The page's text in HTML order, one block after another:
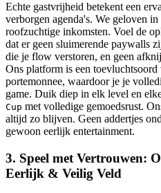
Echte gastvrijheid betekent een
verborgen agenda's. We geloven
roofzuchtige inkomsten. Voel de
dat er geen sluimerende paywalls
die je flow verstoren, en geen
Ons platform is een
portemonnee, waardoor je je
game. Duik diep in elk level en
Cup met volledige gemoedsrust.
altijd zo blijven. Geen addertjes
gewoon eerlijk entertainment.
3. Speel met Vertrouwen:
Eerlijk & Veilig Veld